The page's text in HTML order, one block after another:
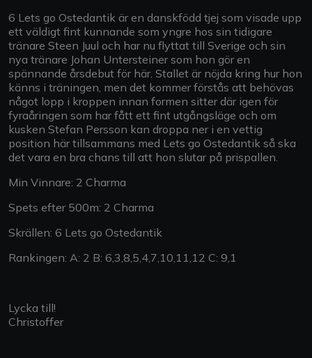
6 Lets go Ostedantik är en danskfödd tjej som visade upp
ett väldigt fint kunnande som yngre hos sin tidigare
tränare Steen Juul och har nu flyttat till Sverige och sin
nya tränare Johan Untersteiner som hon gör en
spännande årsdebut för här. Stallet är nöjda kring hur hon
känns i träningen, men det kommer förstås att behövas
något lopp i kroppen innan formen sitter där igen för
fyraåringen som har fått ett fint utgångsläge och om
kusken Stefan Persson kan droppa ner i en vettig
position här tillsammans med Lets go Ostedantik så ska
det vara en bra chans till att hon slutar på prispallen.
Min Vinnare: 2 Charma
Spets efter 500m: 2 Charma
Skrällen: 6 Lets go Ostedantik
Rankingen: A: 2 B: 6,3,8,5,4,7,10,11,12 C: 9,1
Lycka till!
Christoffer